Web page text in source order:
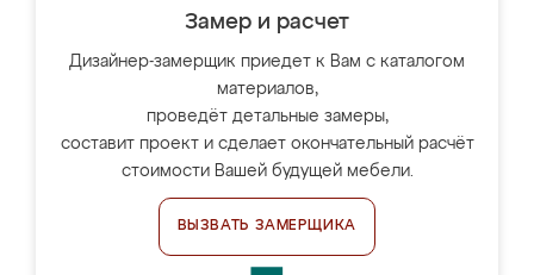
Замер и расчет
Дизайнер-замерщик приедет к Вам с каталогом
материалов,
проведёт детальные замеры,
составит проект и сделает окончательный расчёт
стоимости Вашей будущей мебели.
ВЫЗВАТЬ ЗАМЕРЩИКА